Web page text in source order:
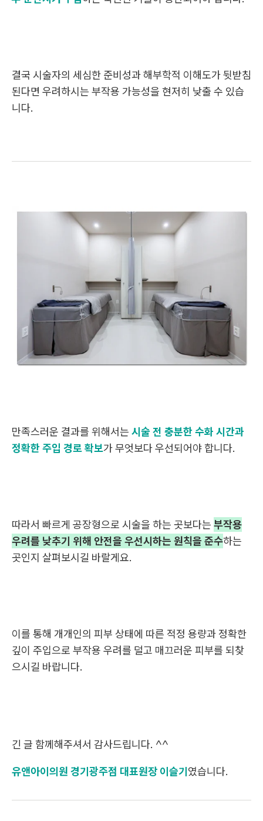
결국 시술자의 세심한 준비성과 해부학적 이해도가 뒷받침
된다면 우려하시는 부작용 가능성을 현저히 낮출 수 있습
니다.
만족스러운 결과를 위해서는 시술 전 충분한수화 시간과
정확한 주입 경로 확보가 무엇보다 우선되어야 합니다.
따라서 빠르게 공장형으로 시술을 하는 곳보다는 부작용
우려를 낮추기 위해 안전을 우선시하는 원칙을 준수하는
곳인지 살펴보시길 바랄게요.
이를 통해 개개인의 피부 상태에 따른 적정 용량과 정확한
깊이 주입으로 부작용 우려를 덜고 매끄러운 피부를 되찾
으시길 바랍니다.
긴 글 함께해주셔서 감사드립니다. ^^
유앤아이의원 경기광주점 대표원장 이슬기였습니다.